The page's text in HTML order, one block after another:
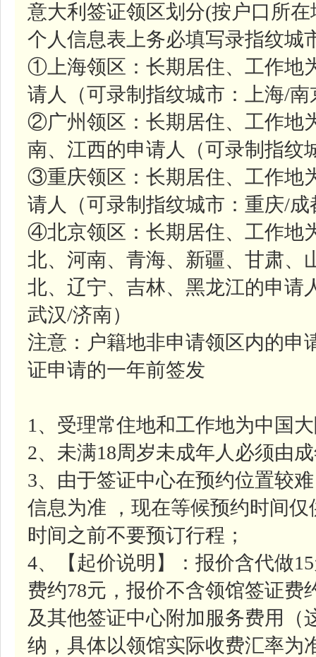
意大利签证领区划分(按户口所
个人信息表上务必填写录指纹城
①上海领区：长期居住、工作地
请人（可录制指纹城市：上海/南
②广州领区：长期居住、工作地
南、江西的申请人（可录制指纹
③重庆领区：长期居住、工作地
请人（可录制指纹城市：重庆/成
④北京领区：长期居住、工作地
北、河南、青海、新疆、甘肃、
北、辽宁、吉林、黑龙江的申请
武汉/济南）
注意：户籍地非申请领区内的申
证申请的一年前签发
1、受理常住地和工作地为中国
2、未满18周岁未成年人必须由
3、由于签证中心在预约位置较
信息为准 ，现在等候预约时间
时间之前不要预订行程；
4、【起价说明】：报价含代做
费约78元，报价不含领馆签证费
及其他签证中心附加服务费用（
纳，具体以领馆实际收费汇率为